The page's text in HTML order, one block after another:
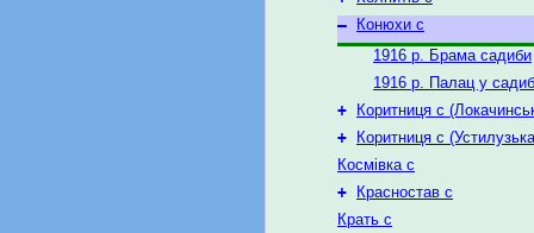
–
Конюхи с
1916 р. Брама садиби
1916 р. Палац у
+
Коритниця с
+
Коритниця с
Космівка с
+
Красностав с
Крать с